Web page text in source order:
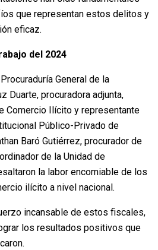
que representan estos delitos y
eficaz.
del 2024
General de la
Duarte, procuradora adjunta,
Comercio Ilícito y representante
Público-Privado de
Baró Gutiérrez, procurador de
de la Unidad de
la labor encomiable de los
ilícito a nivel nacional.
incansable de estos fiscales,
los resultados positivos que